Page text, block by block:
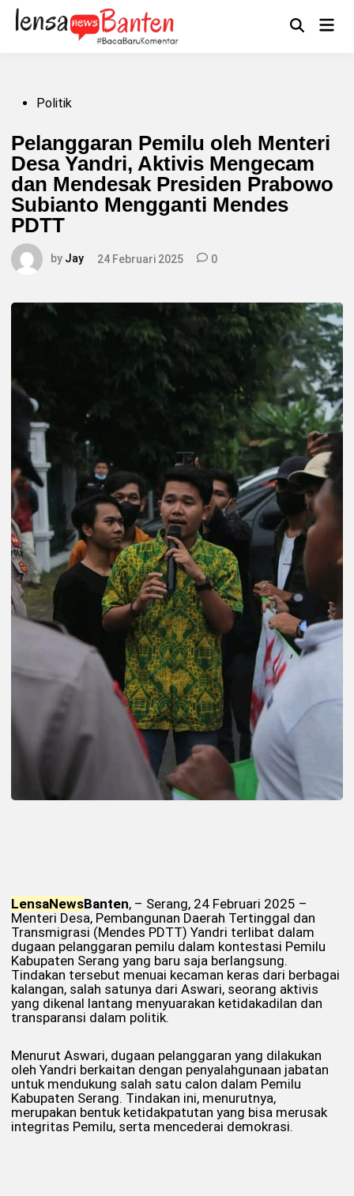
Skip
content
OpenMain
PostedPolitik
Pelanggaran Pemilu oleh Menteri
Desa Yandri, Aktivis Mengecam
dan Mendesak Presiden Prabowo
Subianto Mengganti Mendes
PDTT
by Jay 24 Februari 2025 0
LensaNewsBanten, – Serang, 24 Februari 2025 –
Menteri Desa, Pembangunan Daerah Tertinggal dan
Transmigrasi (Mendes PDTT) Yandri terlibat dalam
dugaan pelanggaran pemilu dalam kontestasi Pemilu
Kabupaten Serang yang baru saja berlangsung.
Tindakan tersebut menuai kecaman keras dari berbagai
kalangan, salah satunya dari Aswari, seorang aktivis
yang dikenal lantang menyuarakan ketidakadilan dan
transparansi dalam politik.
Menurut Aswari, dugaan pelanggaran yang dilakukan
oleh Yandri berkaitan dengan penyalahgunaan jabatan
untuk mendukung salah satu calon dalam Pemilu
Kabupaten Serang. Tindakan ini, menurutnya,
merupakan bentuk ketidakpatutan yang bisa merusak
integritas Pemilu, serta mencederai demokrasi.